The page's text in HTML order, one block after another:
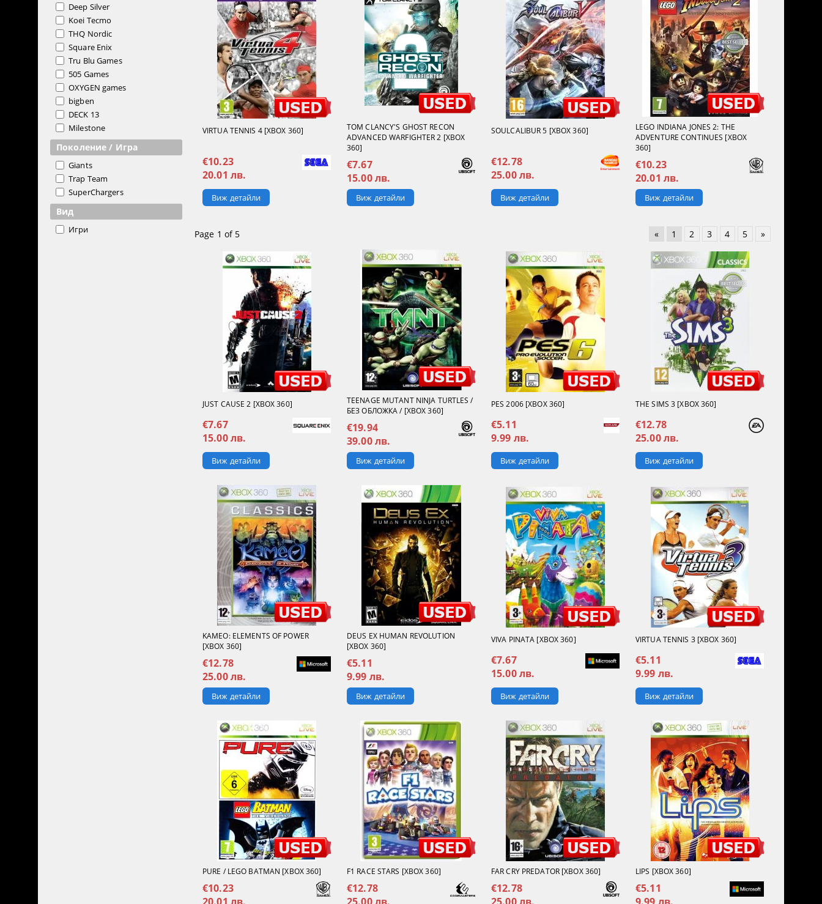
Deep Silver
Koei Tecmo
THQ Nordic
Square Enix
Tru Blu Games
505 Games
OXYGEN games
bigben
DECK 13
Milestone
Поколение / Игра
Giants
Trap Team
SuperChargers
Вид
Игри
VIRTUA TENNIS 4 [XBOX 360]
€10.23
20.01 лв.
Виж детайли
TOM CLANCY'S GHOST RECON
ADVANCED WARFIGHTER 2 [XBOX
360]
€7.67
15.00 лв.
Виж детайли
SOULCALIBUR 5 [XBOX 360]
€12.78
25.00 лв.
Виж детайли
LEGO INDIANA JONES 2: THE
ADVENTURE CONTINUES [XBOX
360]
€10.23
20.01 лв.
Виж детайли
Page 1 of 5 « 1 2 3 4 5 »
JUST CAUSE 2 [XBOX 360]
€7.67
15.00 лв.
Виж детайли
TEENAGE MUTANT NINJA TURTLES /
БЕЗ ОБЛОЖКА / [XBOX 360]
€19.94
39.00 лв.
Виж детайли
PES 2006 [XBOX 360]
€5.11
9.99 лв.
Виж детайли
THE SIMS 3 [XBOX 360]
€12.78
25.00 лв.
Виж детайли
KAMEO: ELEMENTS OF POWER
[XBOX 360]
€12.78
25.00 лв.
Виж детайли
DEUS EX HUMAN REVOLUTION
[XBOX 360]
€5.11
9.99 лв.
Виж детайли
VIVA PINATA [XBOX 360]
€7.67
15.00 лв.
Виж детайли
VIRTUA TENNIS 3 [XBOX 360]
€5.11
9.99 лв.
Виж детайли
PURE / LEGO BATMAN [XBOX 360]
€10.23
F1 RACE STARS [XBOX 360]
€12.78
FAR CRY PREDATOR [XBOX 360]
€12.78
LIPS [XBOX 360]
€5.11